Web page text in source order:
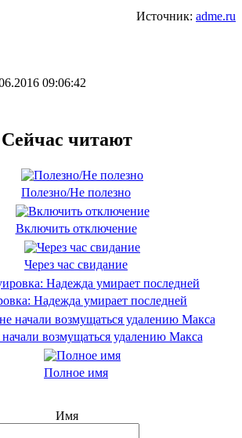
Источник: adme.ru
09:06:42
Сейчас читают
Полезно/Не полезно
Включить отключение
Через час свидание
Надежда умирает последней
начали возмущаться удалению Макса
Полное имя
Имя